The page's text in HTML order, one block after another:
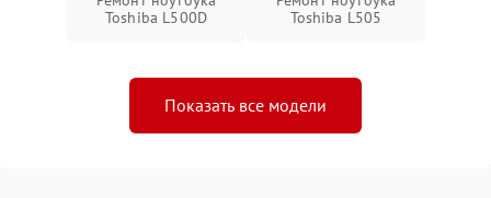
Toshiba L500D
Toshiba L505
Показать все модели